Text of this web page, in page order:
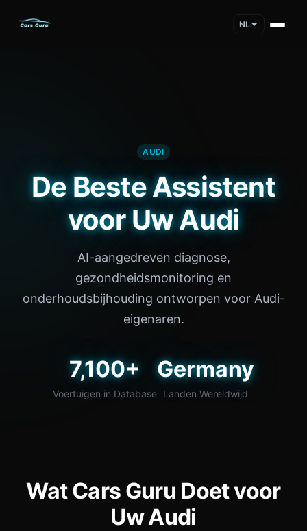
NL
AUDI
De Beste Assistent
voor Uw Audi
AI-aangedreven diagnose,
gezondheidsmonitoring en
onderhoudsbijhouding ontworpen voor Audi-
eigenaren.
7,100+
Voertuigen in Database
Germany
Landen Wereldwijd
Wat Cars Guru Doet voor
Uw Audi